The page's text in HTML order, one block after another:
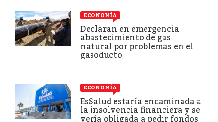
ECONOMÍA
Declaran en emergencia
abastecimiento de gas
natural por problemas en el
gasoducto
ECONOMÍA
EsSalud estaría encaminada a
la insolvencia financiera y se
vería obligada a pedir fondos